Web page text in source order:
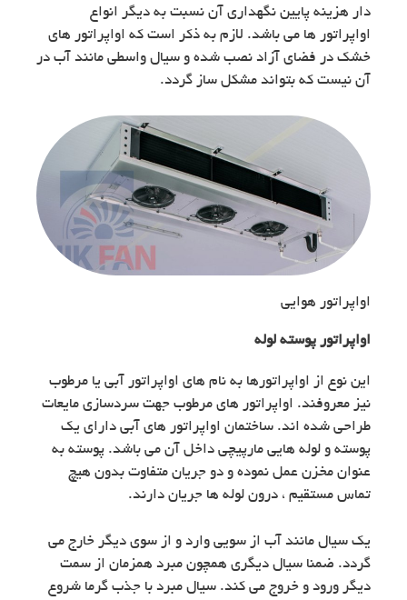
دار هزینه پایین نگهداری آن نسبت به دیگر انواع
اواپراتور ها می باشد. لازم به ذکر است که اواپراتور های
خشک در فضای آزاد نصب شده و سیال واسطی مانند آب در
آن نیست که بتواند مشکل ساز گردد.
اواپراتور هوایی
اواپراتور پوسته لوله
این نوع از اواپراتورها به نام های اواپراتور آبی یا مرطوب
نیز معروفند. اواپراتور های مرطوب جهت سردسازی مایعات
طراحی شده اند. ساختمان اواپراتور های آبی دارای یک
پوسته و لوله هایی مارپیچی داخل آن می باشد. پوسته به
عنوان مخزن عمل نموده و دو جریان متفاوت بدون هیچ
تماس مستقیم ، درون لوله ها جریان دارند.
یک سیال مانند آب از سویی وارد و از سوی دیگر خارج می
گردد. ضمنا سیال دیگری همچون مبرد همزمان از سمت
دیگر ورود و خروج می کند. سیال مبرد با جذب گرما شروع